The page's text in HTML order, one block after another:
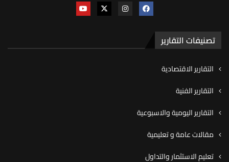
تصنيفات التقارير
التقارير الاقتصادية
التقارير الفنية
التقارير اليومية والاسبوعية
مقالات عامة و تعليمية
تعليم الاستثمار والتداول